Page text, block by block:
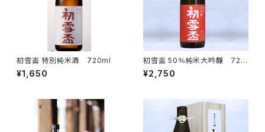
初雪盃 特別純米酒 720ml
¥1,650
初雪盃 50％純米大吟醸 720
ml
¥2,750